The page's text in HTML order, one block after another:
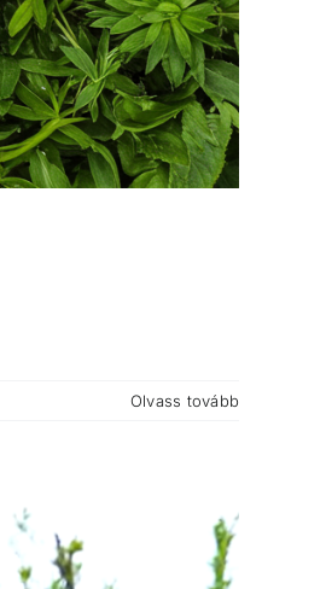
Olvass tovább